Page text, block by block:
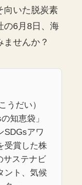
向いた脱炭素
の6月8日、海
せんか？
うだい）
知恵袋」
SDGsアワ
受賞した株
サステナビ
ント、気候